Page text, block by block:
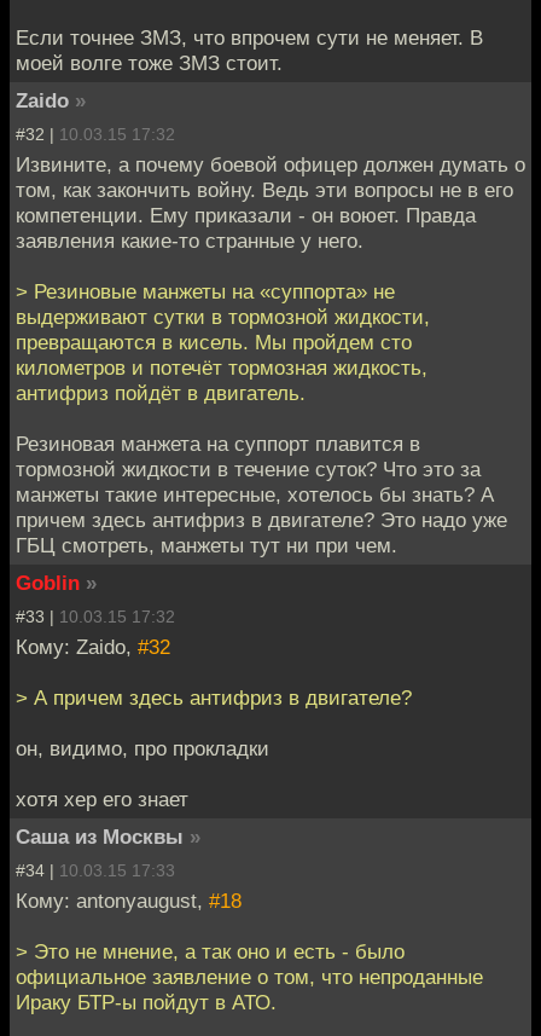
Если точнее ЗМЗ, что впрочем сути не меняет. В
моей волге тоже ЗМЗ стоит.
Zaido »
#32 | 10.03.15 17:32
Извините, а почему боевой офицер должен думать о
том, как закончить войну. Ведь эти вопросы не в его
компетенции. Ему приказали - он воюет. Правда
заявления какие-то странные у него.
> Резиновые манжеты на «суппорта» не
выдерживают сутки в тормозной жидкости,
превращаются в кисель. Мы пройдем сто
километров и потечёт тормозная жидкость,
антифриз пойдёт в двигатель.
Резиновая манжета на суппорт плавится в
тормозной жидкости в течение суток? Что это за
манжеты такие интересные, хотелось бы знать? А
причем здесь антифриз в двигателе? Это надо уже
ГБЦ смотреть, манжеты тут ни при чем.
Goblin »
#33 | 10.03.15 17:32
Кому: Zaido, #32
> А причем здесь антифриз в двигателе?
он, видимо, про прокладки
хотя хер его знает
Саша из Москвы »
#34 | 10.03.15 17:33
Кому: antonyaugust, #18
> Это не мнение, а так оно и есть - было
официальное заявление о том, что непроданные
Ираку БТР-ы пойдут в АТО.